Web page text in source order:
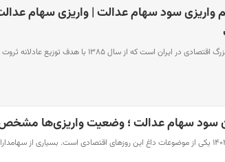
واریزی سود سهام عدالت | واریزی سهام
سهام عدالت یکی از طرح‌های بزرگ اقتصادی در ایران است که از سال ۱۳۸۵ با هدف توزیع
مرحله دوم سود سهام عدالت ۱۴۰۲ یکی از موضوعات داغ این روزهای اقتصادی است. بسیاری از